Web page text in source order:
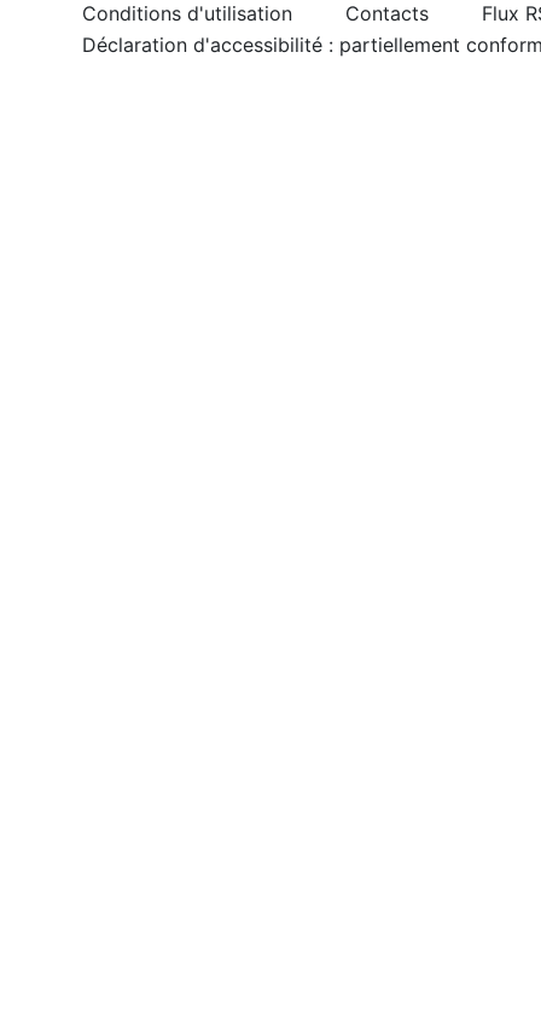
Conditions d'utilisation Contacts
Flux
Déclaration d'accessibilité : partiellement